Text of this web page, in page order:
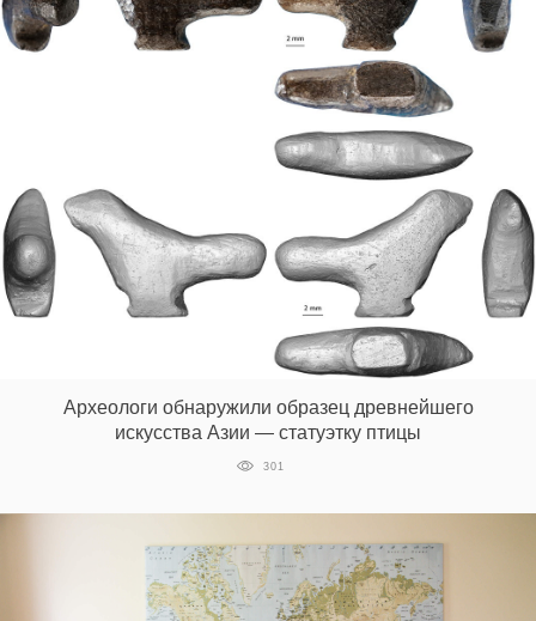
Археологи обнаружили образец древнейшего
искусства Азии — статуэтку птицы
301